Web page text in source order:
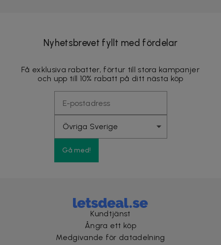
Nyhetsbrevet fyllt med fördelar
Få exklusiva rabatter, förtur till stora kampanjer
och upp till 10% rabatt på ditt nästa köp
Gå med!
Kundtjänst
Ångra ett köp
Medgivande för datadelning